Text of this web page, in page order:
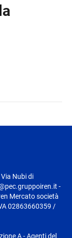
Nubi di
-
Mercato società
02863660359 /
A - Agenti del